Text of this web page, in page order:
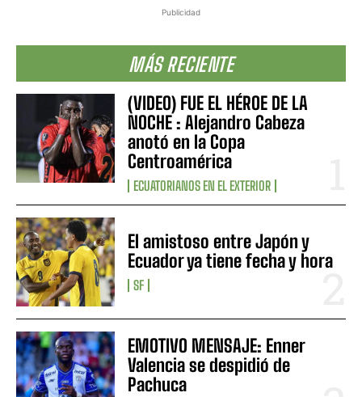
Publicidad
MÁS RECIENTE
(VIDEO) FUE EL HÉROE DE LA
NOCHE : Alejandro Cabeza
anotó en la Copa
Centroamérica
ECUATORIANOS EN EL EXTERIOR
El amistoso entre Japón y
Ecuador ya tiene fecha y hora
SF
EMOTIVO MENSAJE: Enner
Valencia se despidió de
Pachuca